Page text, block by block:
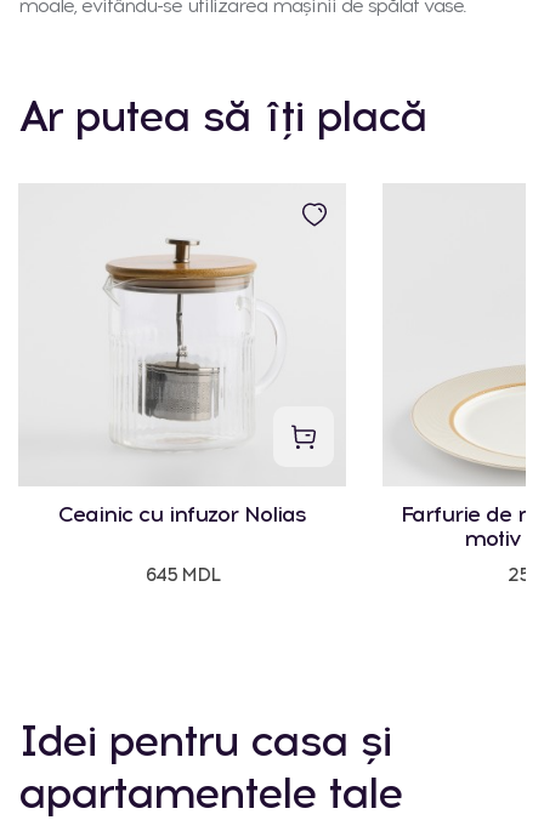
moale, evitându-se utilizarea mașinii de spălat vase.
Ar putea să îți placă
Ceainic cu infuzor Nolias
645 MDL
Farfurie de
motiv
Idei pentru casa și
apartamentele tale